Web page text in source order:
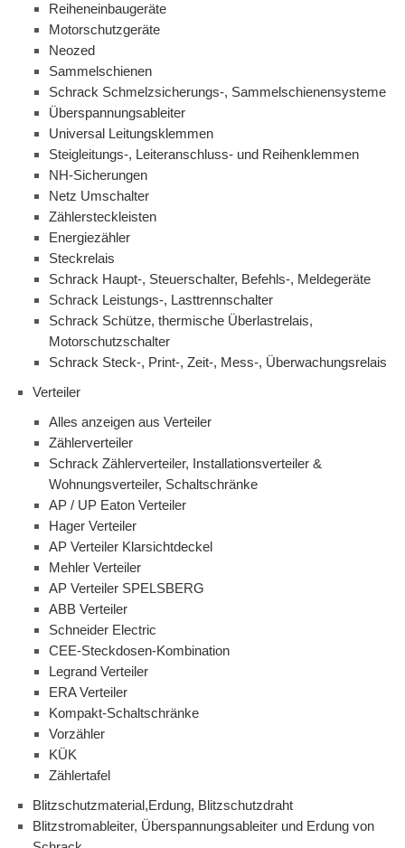
Reiheneinbaugeräte
Motorschutzgeräte
Neozed
Sammelschienen
Schrack Schmelzsicherungs-, Sammelschienensysteme
Überspannungsableiter
Universal Leitungsklemmen
Steigleitungs-, Leiteranschluss- und Reihenklemmen
NH-Sicherungen
Netz Umschalter
Zählersteckleisten
Energiezähler
Steckrelais
Schrack Haupt-, Steuerschalter, Befehls-, Meldegeräte
Schrack Leistungs-, Lasttrennschalter
Schrack Schütze, thermische Überlastrelais,
Motorschutzschalter
Schrack Steck-, Print-, Zeit-, Mess-, Überwachungsrelais
Verteiler
Alles anzeigen aus Verteiler
Zählerverteiler
Schrack Zählerverteiler, Installationsverteiler &
Wohnungsverteiler, Schaltschränke
AP / UP Eaton Verteiler
Hager Verteiler
AP Verteiler Klarsichtdeckel
Mehler Verteiler
AP Verteiler SPELSBERG
ABB Verteiler
Schneider Electric
CEE-Steckdosen-Kombination
Legrand Verteiler
ERA Verteiler
Kompakt-Schaltschränke
Vorzähler
KÜK
Zählertafel
Blitzschutzmaterial,Erdung, Blitzschutzdraht
Blitzstromableiter, Überspannungsableiter und Erdung von